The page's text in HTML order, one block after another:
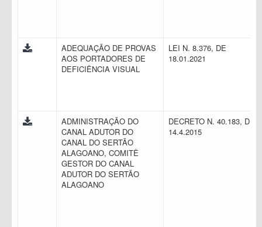
ADEQUAÇÃO DE PROVAS
AOS PORTADORES DE
DEFICIÊNCIA VISUAL
LEI N. 8.376, DE
18.01.2021
ADMINISTRAÇÃO DO
CANAL ADUTOR DO
CANAL DO SERTÃO
ALAGOANO, COMITÊ
GESTOR DO CANAL
ADUTOR DO SERTÃO
ALAGOANO
DECRETO N. 40.183, DE
14.4.2015